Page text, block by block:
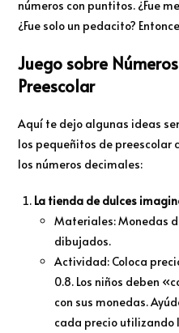
números con puntitos. ¿Fue
¿Fue solo un pedacito?
Juego sobre
Preescolar
Aquí te dejo algunas ideas
los pequeñitos de preescolar
los números decimales:
La tienda de dulces
Materiales: Monedas
dibujados.
Actividad: Coloca
0.8. Los niños deben
con sus monedas.
cada precio utilizando